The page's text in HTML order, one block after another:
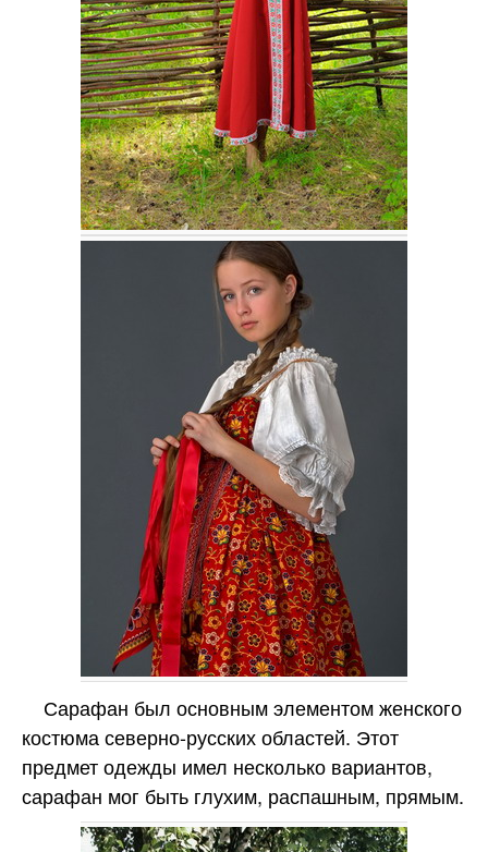
Сарафан был основным элементом женского
костюма северно-русских областей. Этот
предмет одежды имел несколько вариантов,
сарафан мог быть глухим, распашным, прямым.